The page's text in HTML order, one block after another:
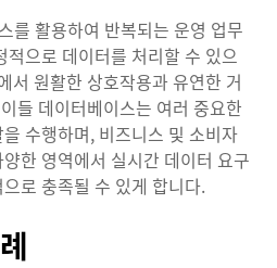
를 활용하여 반복되는 운영 업무
으로 데이터를 처리할 수 있으
서 원활한 상호작용과 유연한 거
들 데이터베이스는 여러 중요한
수행하며, 비즈니스 및 소비자
한 영역에서 실시간 데이터 요구
로 충족될 수 있게 합니다.